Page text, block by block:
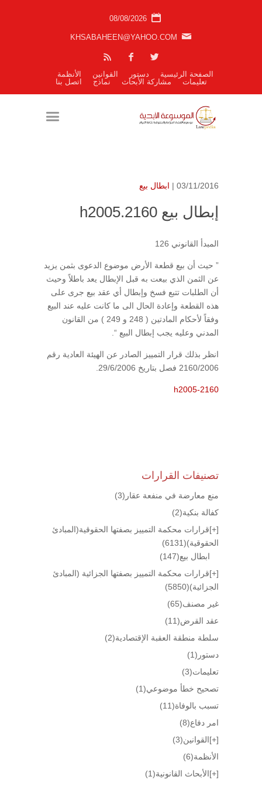
08/08/2026
KHSABAHEEN@YAHOO.COM
الصفحة الرئيسية دستور القوانين
الأنظمة
تعليمات
مشاركة الأبحاث نماذج اتصل بنا
03/11/2016 | ابطال بيع
إبطال بيع h2005.2160
المبدأ القانوني 126
” حيث أن بيع قطعة الأرض موضوع الدعوى بثمن يزيد
عن الثمن الذي بيعت به قبل الإبطال يعد باطلاً وحيث
أن الطلبات تتبع فسخ وإبطال أي عقد بيع جرى على
هذه القطعة وإعادة الحال الى ما كانت عليه عند البيع
وفقاً لأحكام المادتين ( 248 و 249 ) من القانون
المدني وعليه يجب إبطال البيع “.
انظر بذلك قرار التمييز الصادر عن الهيئة العادية رقم
2160/2006 فصل بتاريخ 29/6/2006.
h2005-2160
تصنيفات القرارات
منع معارضة في منفعة عقار (3)
كفالة بنكية(2)
[+]قرارات محكمة التمييز بصفتها الحقوقية(المبادئ
الحقوقية)(6131)
ابطال بيع(147)
[+]قرارات محكمة التمييز بصفتها الجزائية (المبادئ
الجزائية)(5850)
غير مصنف(65)
عقد القرض(11)
سلطة منطقة العقبة الإقتصادية(2)
دستور (1)
تعليمات(3)
تصحيح خطأ موضوعي(1)
تسبب بالوفاة(11)
امر دفاع(8)
[+]القوانين(3)
الأنظمة(6)
[+]الأبحاث القانونية(1)